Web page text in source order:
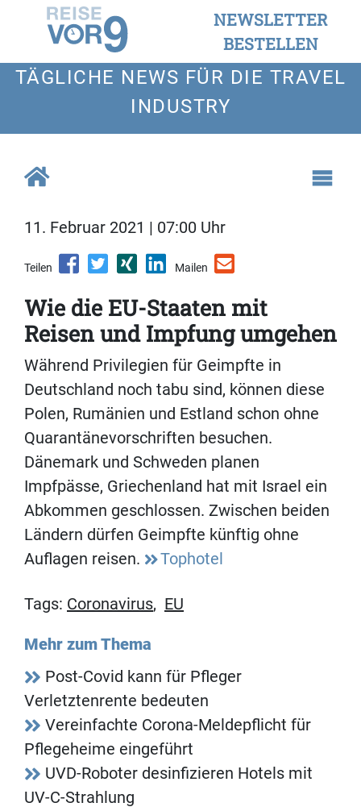
NEWSLETTER
BESTELLEN
TÄGLICHE NEWS FÜR DIE TRAVEL
INDUSTRY
11. Februar 2021 | 07:00 Uhr
Teilen Mailen
Wie die EU-Staaten mit
Reisen und Impfung umgehen
Während Privilegien für Geimpfte in
Deutschland noch tabu sind, können diese
Polen, Rumänien und Estland schon ohne
Quarantänevorschriften besuchen.
Dänemark und Schweden planen
Impfpässe, Griechenland hat mit Israel ein
Abkommen geschlossen. Zwischen beiden
Ländern dürfen Geimpfte künftig ohne
Auflagen reisen.
Tophotel
Tags: Coronavirus, EU
Mehr zum Thema
Post-Covid kann für Pfleger
Verletztenrente bedeuten
Vereinfachte Corona-Meldepflicht für
Pflegeheime eingeführt
UVD-Roboter desinfizieren Hotels mit
UV-C-Strahlung